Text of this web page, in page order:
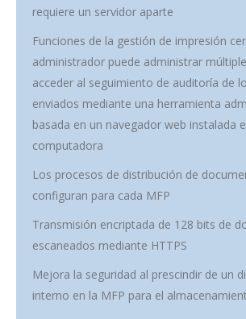
requiere un servidor aparte
Funciones de la gestión de impresión
administrador puede administrar
acceder al seguimiento de auditoría de
enviados mediante una herramienta
basada en un navegador web instalada
computadora
Los procesos de distribución de
configuran para cada MFP
Transmisión encriptada de 128 bits de
escaneados mediante HTTPS
Mejora la seguridad al prescindir de un
interno en la MFP para el